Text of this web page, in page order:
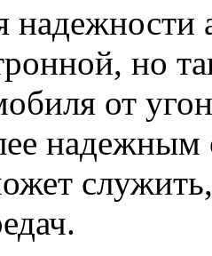
надежности
но
от